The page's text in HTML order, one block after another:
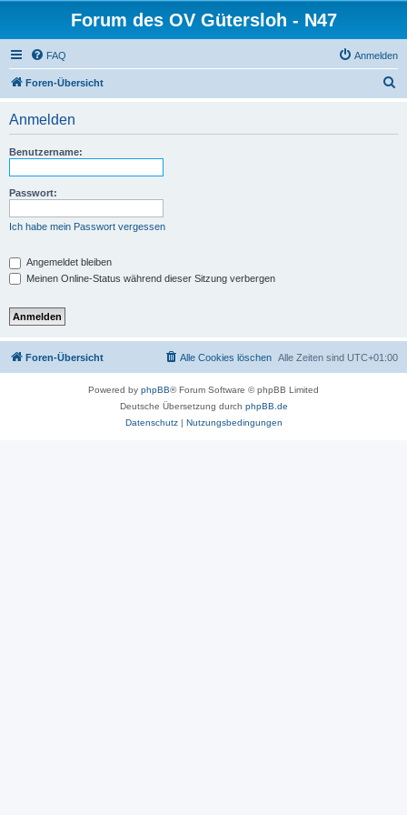
Forum des OV Gütersloh - N47
FAQ Anmelden
Foren-Übersicht
Anmelden
Benutzername:
Passwort:
Ich habe mein Passwort vergessen
Angemeldet bleiben
Meinen Online-Status während dieser Sitzung verbergen
Foren-Übersicht Alle Zeiten sind UTC+01:00
Alle Cookies löschen
Powered by phpBB® Forum Software © phpBB Limited
Deutsche Übersetzung durch phpBB.de
Datenschutz| Nutzungsbedingungen